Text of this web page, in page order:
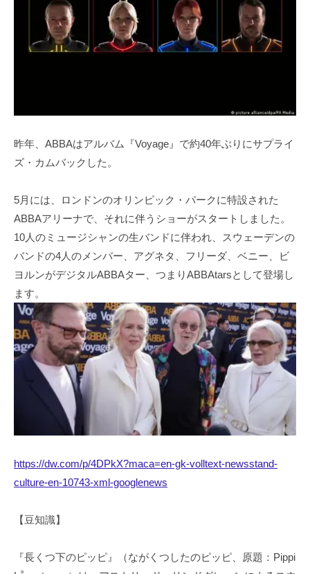
昨年、ABBAはアルバム『Voyage』で約40年ぶりにサプライ
ズ・カムバックした。
5月には、ロンドンのオリンピック・パークに特設された
ABBAアリーナで、それに伴うショーがスタートしました。
10人のミュージシャンの生バンドに伴われ、スウェーデンの
バンドの4人のメンバー、アグネタ、フリーダ、ベニー、ビ
ヨルンがデジタルABBAター、つまりABBAtarsとして登場し
ます。
https://dw.com/p/4DPkX?maca=en-gk-volltext-newsstand-
culture-en-10743-xml-googlenews
【豆知識】
『長くつ下のピッピ』（ながくつしたのピッピ、原題：Pippi